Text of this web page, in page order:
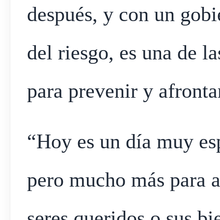
después, y con un
del riesgo, es una de
para prevenir y
“Hoy es un día muy
pero mucho más para